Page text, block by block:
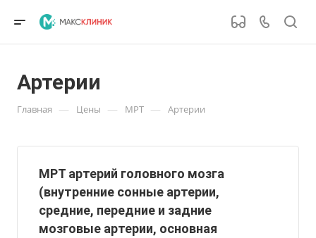
Артерии
Главная — Цены — МРТ — Артерии
МРТ артерий головного мозга
(внутренние сонные артерии,
средние, передние и задние
мозговые артерии, основная